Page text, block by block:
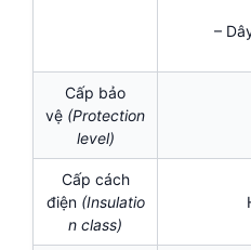
–
Cấp bảo
vệ (Protection
level)
Cấp cách
điện (Insulatio
n class)